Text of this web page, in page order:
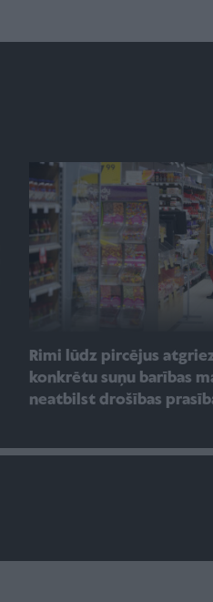
Rimi lūdz pircējus
konkrētu suņu barības
neatbilst drošības